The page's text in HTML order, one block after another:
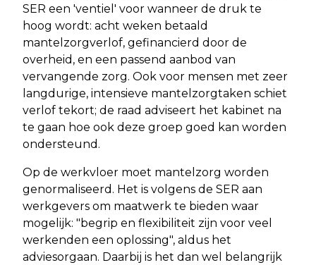
SER een 'ventiel' voor wanneer de druk te
hoog wordt: acht weken betaald
mantelzorgverlof, gefinancierd door de
overheid, en een passend aanbod van
vervangende zorg. Ook voor mensen met zeer
langdurige, intensieve mantelzorgtaken schiet
verlof tekort; de raad adviseert het kabinet na
te gaan hoe ook deze groep goed kan worden
ondersteund.
Op de werkvloer moet mantelzorg worden
genormaliseerd. Het is volgens de SER aan
werkgevers om maatwerk te bieden waar
mogelijk: "begrip en flexibiliteit zijn voor veel
werkenden een oplossing", aldus het
adviesorgaan. Daarbij is het dan wel belangrijk